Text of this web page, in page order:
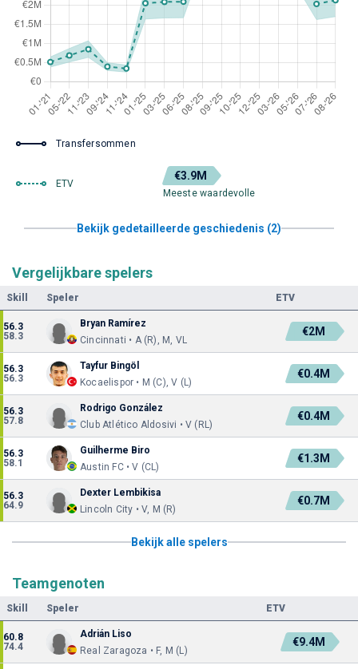
Transfersommen
ETV
€3.9M
Meeste waardevolle
Bekijk gedetailleerde geschiedenis (2)
Vergelijkbare spelers
Skill Speler ETV
56.3
58.3
Bryan Ramírez
Cincinnati • A (R), M, VL
€2M
56.3
56.3
Tayfur Bingöl
Kocaelispor • M (C), V (L)
€0.4M
56.3
57.8
Rodrigo González
Club Atlético Aldosivi • V (RL)
€0.4M
56.3
58.1
Guilherme Biro
Austin FC • V (CL)
€1.3M
56.3
64.9
Dexter Lembikisa
Lincoln City • V, M (R)
€0.7M
Bekijk alle spelers
Teamgenoten
Skill Speler ETV
60.8
74.4
Adrián Liso
Real Zaragoza • F, M (L)
€9.4M